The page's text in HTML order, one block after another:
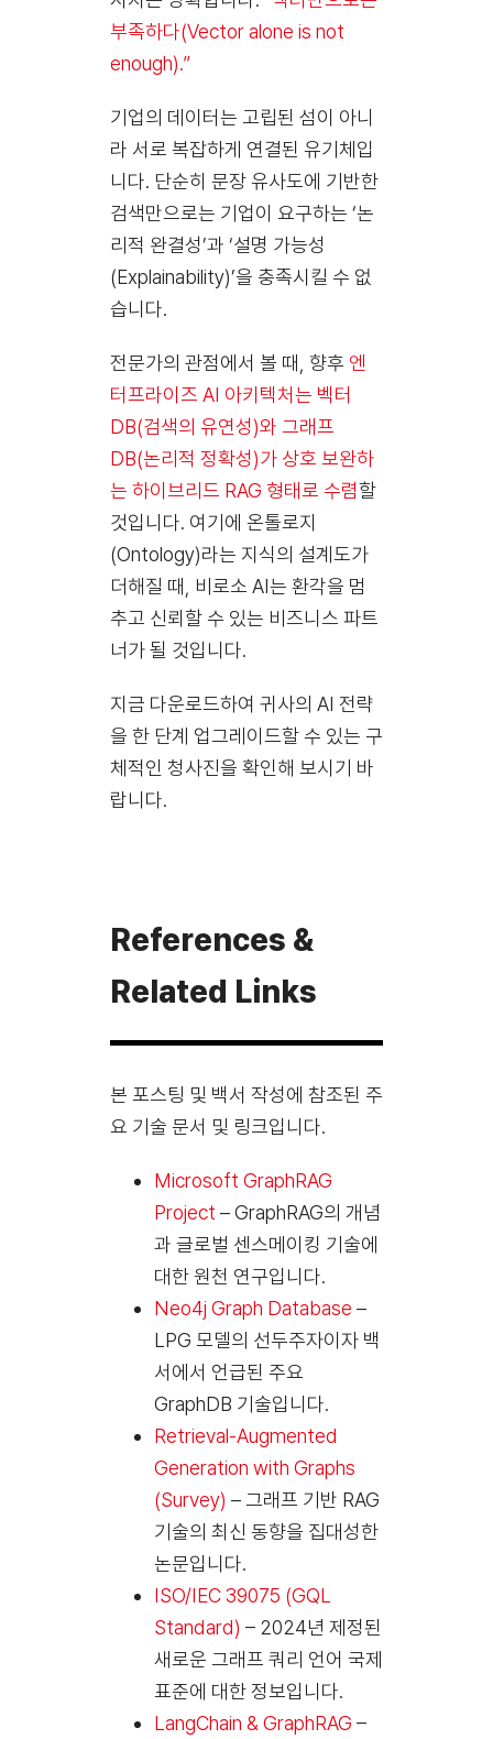
부족하다(Vector alone is not
enough).”
기업의 데이터는 고립된 섬이 아니
라 서로 복잡하게 연결된 유기체입
니다. 단순히 문장 유사도에 기반한
검색만으로는 기업이 요구하는 ‘논
리적 완결성’과 ‘설명 가능성
(Explainability)’을 충족시킬 수 없
습니다.
전문가의 관점에서 볼 때, 향후 엔
터프라이즈 AI 아키텍처는 벡터
DB(검색의 유연성)와 그래프
DB(논리적 정확성)가 상호 보완하
는 하이브리드 RAG 형태로 수렴할
것입니다. 여기에 온톨로지
(Ontology)라는 지식의 설계도가
더해질 때, 비로소 AI는 환각을 멈
추고 신뢰할 수 있는 비즈니스 파트
너가 될 것입니다.
지금 다운로드하여 귀사의 AI 전략
을 한 단계 업그레이드할 수 있는 구
체적인 청사진을 확인해 보시기 바
랍니다.
References &
Related Links
본 포스팅 및 백서 작성에 참조된 주
요 기술 문서 및 링크입니다.
Microsoft GraphRAG
Project – GraphRAG의 개념
과 글로벌 센스메이킹 기술에
대한 원천 연구입니다.
Neo4j Graph Database –
LPG 모델의 선두주자이자 백
서에서 언급된 주요
GraphDB 기술입니다.
Retrieval-Augmented
Generation with Graphs
(Survey) – 그래프 기반 RAG
기술의 최신 동향을 집대성한
논문입니다.
ISO/IEC 39075 (GQL
Standard) – 2024년 제정된
새로운 그래프 쿼리 언어 국제
표준에 대한 정보입니다.
LangChain & GraphRAG –